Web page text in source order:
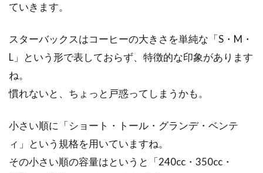
ていきます。
スターバックスはコーヒーの大きさを単純な「S・M・
L」という形で表しておらず、特徴的な印象があります
ね。
慣れないと、ちょっと戸惑ってしまうかも。
小さい順に「ショート・トール・グランデ・ベンテ
ィ」という規格を用いていますね。
その小さい順の容量はというと「240cc・350cc・